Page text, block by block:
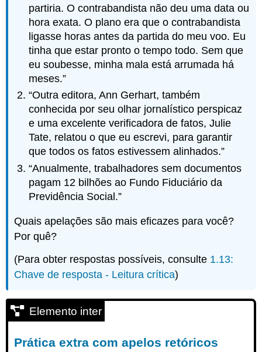
partiria. O contrabandista não deu uma data ou
hora exata. O plano era que o contrabandista
ligasse horas antes da partida do meu voo. Eu
tinha que estar pronto o tempo todo. Sem que
eu soubesse, minha mala está arrumada há
meses.”
“Outra editora, Ann Gerhart, também
conhecida por seu olhar jornalístico perspicaz
e uma excelente verificadora de fatos, Julie
Tate, relatou o que eu escrevi, para garantir
que todos os fatos estivessem alinhados.”
“Anualmente, trabalhadores sem documentos
pagam 12 bilhões ao Fundo Fiduciário da
Previdência Social.”
Quais apelações são mais eficazes para você?
Por quê?
(Para obter respostas possíveis, consulte 1.13:
Chave de resposta - Leitura crítica)
Elemento inter
Prática extra com apelos retóricos